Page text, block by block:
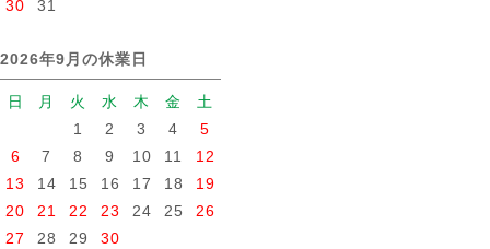
30 31
2026年9月の休業日
日 月 火 水 木 金
土
1
2 3 4
5
6
7 8 9 10 11
12
13
14 15 16 17 18
19
20
21 22 23 24 25
26
27
28 29 30